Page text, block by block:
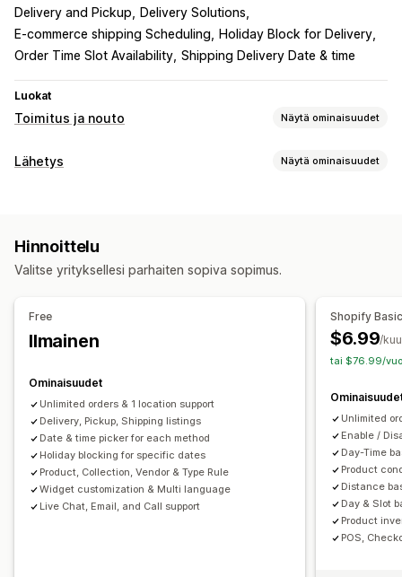
Delivery and Pickup
Delivery Solutions
E-commerce shipping Scheduling
Holiday Block for Delivery
Order Time Slot Availability Shipping Delivery Date & time
Luokat
Toimitus ja nouto Näytä ominaisuudet
Toimitusvaihtoehdot
Osoitteen vahvistus
Myymälässä
Päivämääränvalitsin
Aikavälit
Tekstiviesti-ilmoitukset
Sähköposti-ilmoitukset
Kuljettajan seuranta
Tilausten seuranta Todiste toimituksesta Seurantasivut
Lähetys Näytä ominaisuudet
Toimitussäännöt
Monikielisyys Kuljetuspalvelun valinta Toimitushinnat
Tilauspäivitykset
Hinnoittelu
Valitse yrityksellesi parhaiten sopiva sopimus.
Free
Ilmainen
Ominaisuudet
Unlimited orders & 1 location support
Delivery, Pickup, Shipping listings
Date & time picker for each method
Holiday blocking for specific dates
Product, Collection, Vendor & Type Rule
Widget customization & Multi language
Live Chat, Email, and Call support
Shopify
$6.99/
tai $76.99/
Unlimited
Enable /
Day-Time
Product
Distance
Day & Slot
Product
POS,